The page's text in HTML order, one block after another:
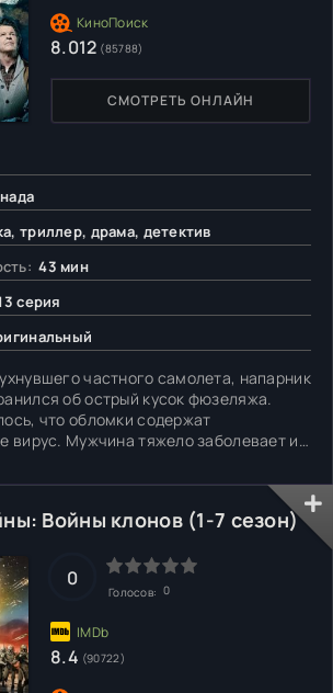
триллер, драма, детектив
43 мин
серия
частного самолета, напарник
об острый кусок фюзеляжа.
что обломки содержат
вирус. Мужчина тяжело заболевает и
события двадцатилетней
что
СМОТРЕТЬ ОНЛАЙН
8.012 (85788)
Войны клонов (1-7 сезон)
0
Голосов: 0
8.4 (90722)